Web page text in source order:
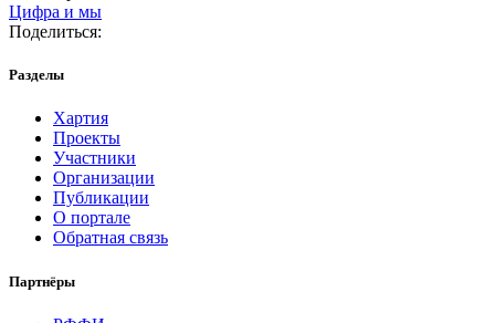
Цифра и мы
Поделиться:
Разделы
Хартия
Проекты
Участники
Организации
Публикации
О портале
Обратная связь
Партнёры